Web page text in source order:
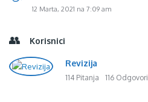
12 Marta, 2021 na 7:09 am
Korisnici
Revizija
114 Pitanja 116 Odgovori